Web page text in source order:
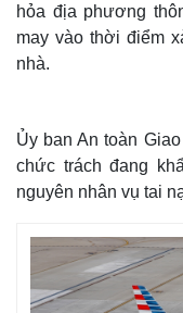
hỏa địa phương
may vào thời điểm
nhà.
Ủy ban An toàn
chức trách đang
nguyên nhân vụ tai